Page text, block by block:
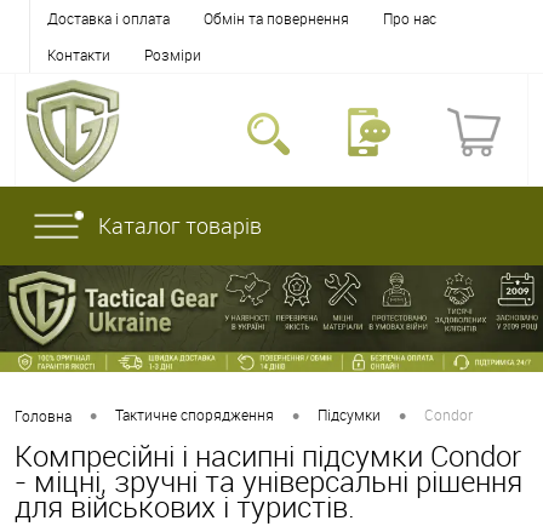
Доставка і оплата Обмін та повернення
Про нас
Контакти
Розміри
Каталог товарів
Головна • Тактичне спорядження • Підсумки • Condor
Компресійні і насипні підсумки Condor
- міцні, зручні та універсальні рішення
для військових і туристів.